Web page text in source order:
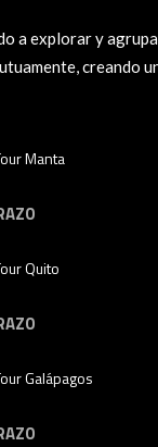
a explorar y
creando
Manta
Quito
Galápagos